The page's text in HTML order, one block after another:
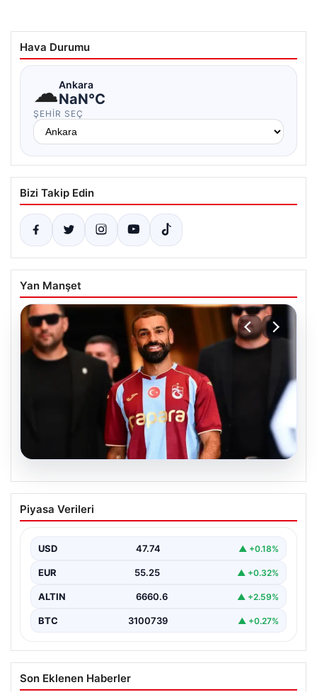
Hava Durumu
☁Ankara
NaN°C
ŞEHIR SEÇ
Bizi Takip Edin
Yan Manşet
07.08.2026
Trabzonspor’un Göztepe Maçı Kadrosu
Netleşti: Salah Sürprizi
veda edeceği jübile maçında yarın akşam kozlarını
paylaşacak.…
Piyasa Verileri
USD 47.74 ▲ +0.18%
EUR 55.25 ▲ +0.32%
ALTIN 6660.6 ▲ +2.59%
BTC 3100739 ▲ +0.27%
Son Eklenen Haberler